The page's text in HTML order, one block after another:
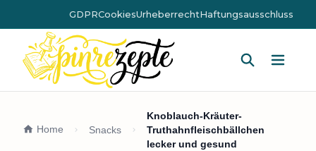
GDPRCookiesUrheberrechtHaftungsausschluss
Home Snacks
Knoblauch-Kräuter-
Truthahnfleischbällchen
lecker und gesund